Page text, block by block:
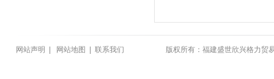
网站声明 网站地图 联系我们 版权所有：福建盛世欣兴格力